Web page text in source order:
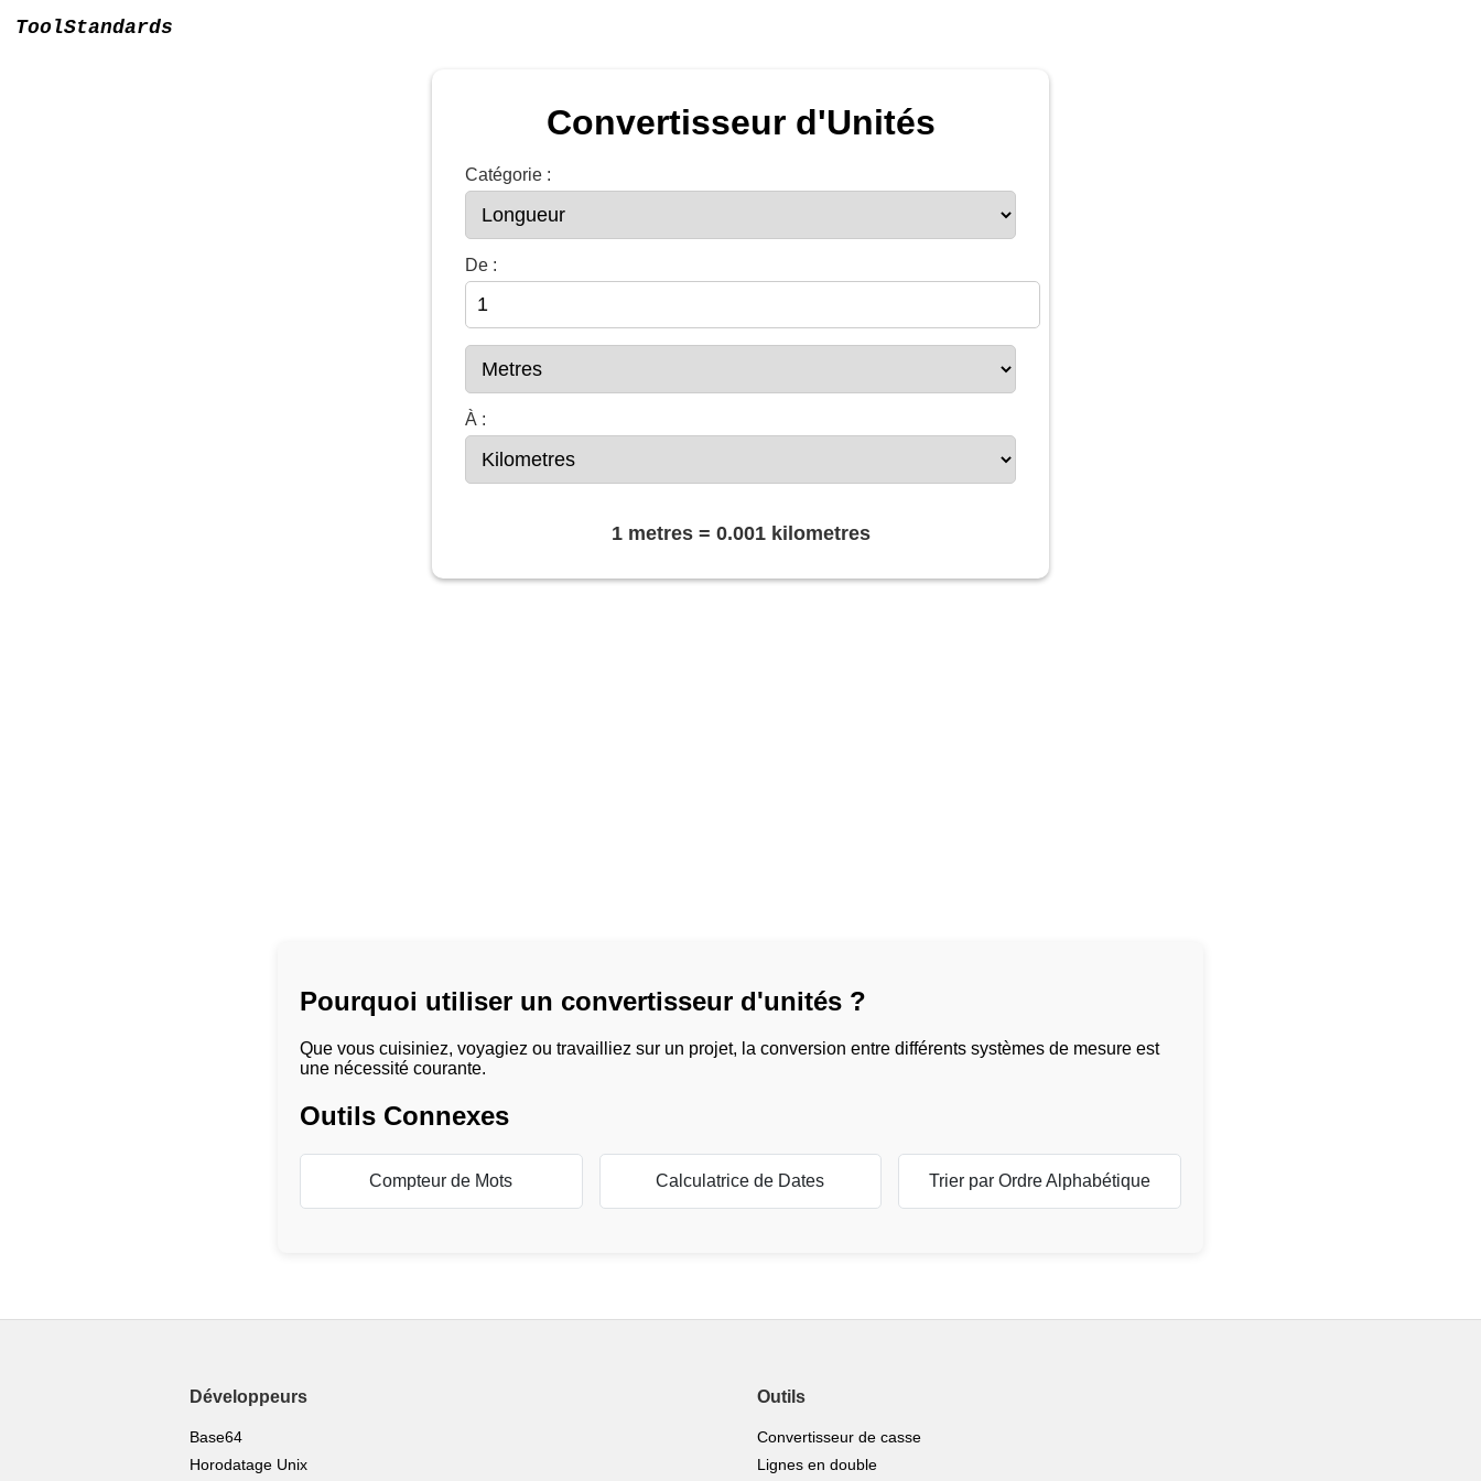
ToolStandards
Convertisseur d'Unités
Catégorie :
De :
À :
1 metres = 0.001 kilometres
Pourquoi utiliser un convertisseur d'unités ?
Que vous cuisiniez, voyagiez ou travailliez sur un projet, la conversion entre différents systèmes de mesure est
une nécessité courante.
Outils Connexes
Compteur de Mots Calculatrice de Dates Trier par Ordre Alphabétique
Développeurs
Base64
Horodatage Unix
Outils
Convertisseur de casse
Lignes en double